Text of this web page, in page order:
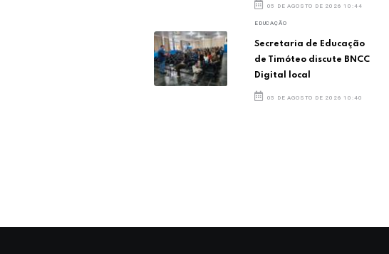
05 DE AGOSTO DE 2026 10:44
EDUCAÇÃO
Secretaria de Educação
de Timóteo discute BNCC
Digital local
05 DE AGOSTO DE 2026 10:40